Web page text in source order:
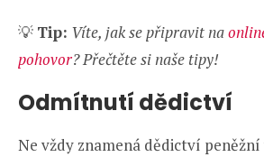
💡 Tip: Víte, jak se připravit na
pohovor? Přečtěte si naše tipy!
Odmítnutí dědictví
Ne vždy znamená dědictví